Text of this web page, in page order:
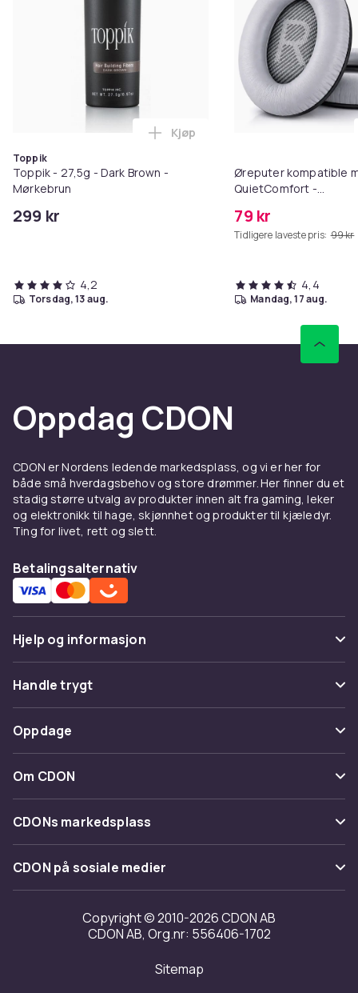
Toppik
Toppik - 27,5g - Dark Brown -
Mørkebrun
299 kr
Legg Toppik - 27,5g - Dark
Kjøp
4,2
torsdag, 13 aug.
Øreputer kompatible
QuietComfort -
79 kr
Tidligere laveste pris: 99 kr
4,4
mandag, 17 aug.
Oppdag CDON
CDON er Nordens ledende markedsplass, og vi er her for
både små hverdagsbehov og store drømmer. Her finner du et
stadig større utvalg av produkter innen alt fra gaming, leker
og elektronikk til hage, skjønnhet og produkter til kjæledyr.
Ting for livet, rett og slett.
Betalingsalternativ
Hjelp og informasjon
Vanlige spørsmål
Spor pakke
Angre & returner her
Kontakt oss
Handle trygt
Betaling
Levering
Tilbakekallinger
Oppdage
Kategorier
Varemerker
Om CDON
Om oss
Kundeanmeldelser
Jobbe på CDON
Investor relations
Tilgjengelighet
CDONs markedsplass
Merchant Help Center
CDON på sosiale medier
Copyright © 2010-2026 CDON AB
CDON AB, Org.nr: 556406-1702
Sitemap